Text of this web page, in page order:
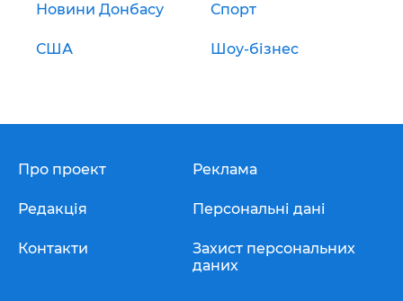
Новини Донбасу Спорт
США Шоу-бізнес
Про проект
Редакція
Контакти
Реклама
Персональні дані
Захист персональних
даних